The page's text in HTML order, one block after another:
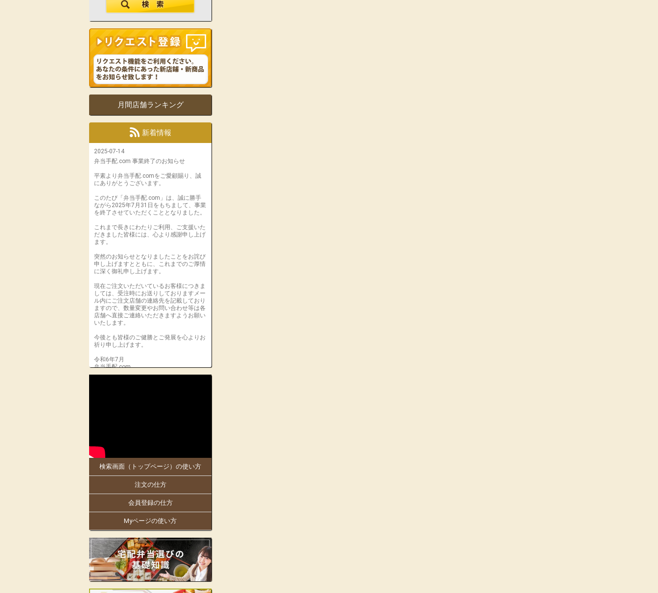
月間店舗ランキング
新着情報
2025-07-14
弁当手配.com 事業終了のお知らせ
平素より弁当手配.comをご愛顧賜り、誠
にありがとうございます。
このたび「弁当手配.com」は、誠に勝手
ながら2025年7月31日をもちまして、事業
を終了させていただくこととなりました。
これまで長きにわたりご利用、ご支援いた
だきました皆様には、心より感謝申し上げ
ます。
突然のお知らせとなりましたことをお詫び
申し上げますとともに、これまでのご厚情
に深く御礼申し上げます。
現在ご注文いただいているお客様につきま
しては、受注時にお送りしておりますメー
ル内にご注文店舗の連絡先を記載しており
ますので、数量変更やお問い合わせ等は各
店舗へ直接ご連絡いただきますようお願い
いたします。
今後とも皆様のご健勝とご発展を心よりお
祈り申し上げます。
令和6年7月
弁当手配.com
伝統の味を大阪・京都でもお楽しみくださ
い。
大阪万博にも出店中!人気商品の「まねき
のえきそば」の出汁を隠し味に使ったり
と、「お料理のまねき」でしかできない味
め込んでおります。
姫路駅の駅弁をはじめ、地域の仕出しやロ
ケ弁、様々なお集りのお弁当などを手掛け
ています。
ある老舗の味をお楽しみいただけます。
見た目も美しく楽しいお弁当をご提供し、
皆様の会合に彩りをお届けします。
店舗詳細ページはこちらから!
検索画面（トップページ）の使い方
注文の仕方
会員登録の仕方
Myページの使い方